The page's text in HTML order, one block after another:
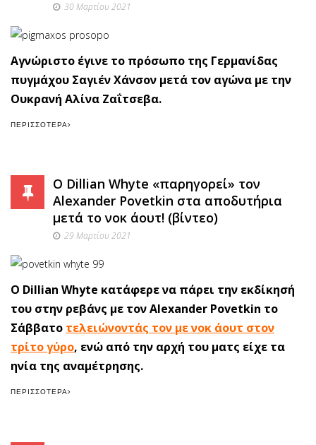
30 Μαρτίου 2021
Αγνώριστο έγινε το πρόσωπο της Γερμανίδας
πυγμάχου Σαγιέν Χάνσον μετά τον αγώνα με την
Ουκρανή Αλίνα Ζαΐτσεβα.
ΠΕΡΙΣΣΌΤΕΡΑ
O Dillian Whyte «παρηγορεί» τον
Alexander Povetkin στα αποδυτήρια
μετά το νοκ άουτ! (βίντεο)
29 Μαρτίου 2021
O Dillian Whyte κατάφερε να πάρει την εκδίκησή
του στην ρεβάνς με τον Alexander Povetkin το
Σάββατο τελειώνοντάς τον με νοκ άουτ στον
τρίτο γύρο, ενώ από την αρχή του ματς είχε τα
ηνία της αναμέτρησης.
ΠΕΡΙΣΣΌΤΕΡΑ